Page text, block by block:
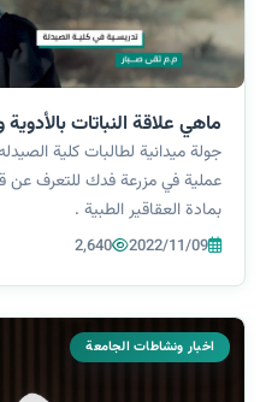
ماهي علاقة النباتات بالأدوية
جولة ميدانية لطالبات كلية
عملية في مزرعة فدك للتعرف عن
بمادة العقاقير الطبية .
2022/11/09
2,640
اخبار ونشاطات الجامعة